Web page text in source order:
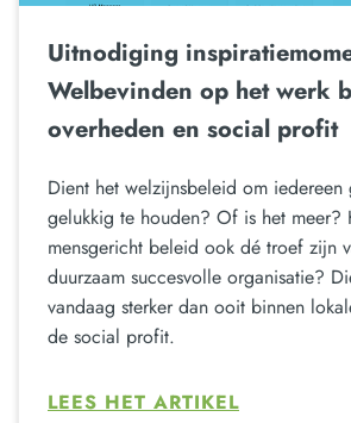
Uitnodiging
Welbevinden op het werk
overheden en social profit
Dient het welzijnsbeleid om iedereen
gelukkig te houden? Of is het meer?
mensgericht beleid ook dé troef zijn
duurzaam succesvolle organisatie?
vandaag sterker dan ooit binnen
de social profit.
LEES HET ARTIKEL